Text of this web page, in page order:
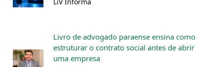
Livro de advogado paraense ensina como
estruturar o contrato social antes de abrir
uma empresa